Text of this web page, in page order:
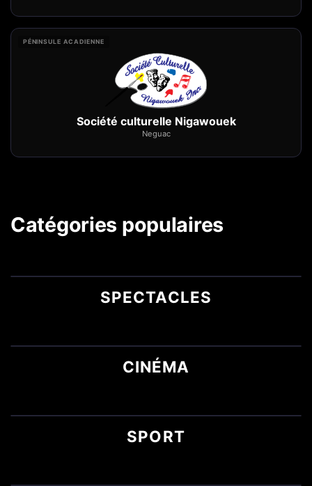
PÉNINSULE ACADIENNE
Société culturelle Nigawouek
Neguac
Catégories populaires
SPECTACLES
CINÉMA
SPORT